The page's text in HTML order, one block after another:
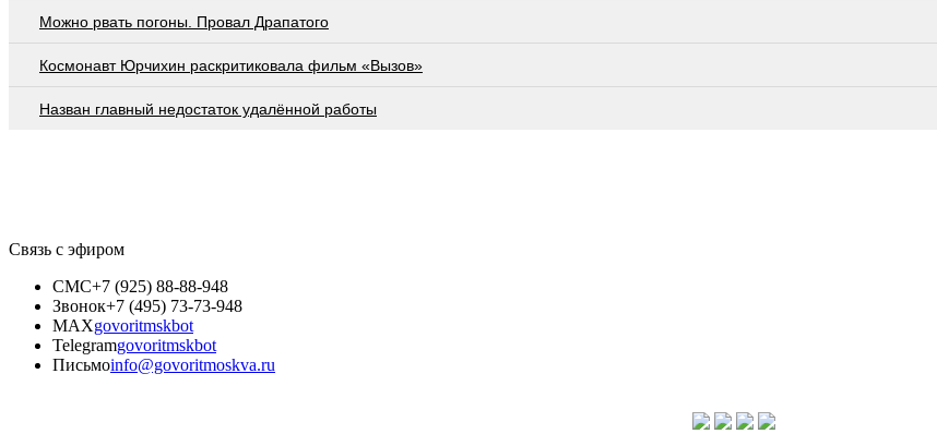
Можно рвать погоны. Провал Драпатого
Космонавт Юрчихин раскритиковала фильм «Вызов»
Назван главный недостаток удалённой работы
Связь с эфиром
СМС+7 (925) 88-88-948
Звонок+7 (495) 73-73-948
MAXgovoritmskbot
Telegramgovoritmskbot
Письмоinfo@govoritmoskva.ru